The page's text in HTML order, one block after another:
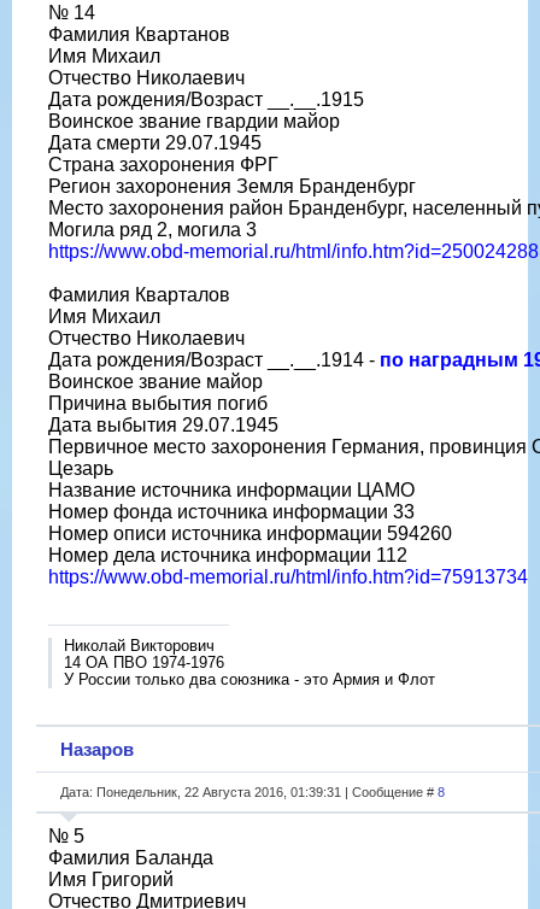
№ 14
Фамилия Квартанов
Имя Михаил
Отчество Николаевич
Дата рождения/Возраст __.__.1915
Воинское звание гвардии майор
Дата смерти 29.07.1945
Страна захоронения ФРГ
Регион захоронения Земля Бранденбург
Место захоронения район Бранденбург, населенный
Могила ряд 2, могила 3
https://www.obd-memorial.ru/html/info.htm?id=250024288
Фамилия Кварталов
Имя Михаил
Отчество Николаевич
Дата рождения/Возраст __.__.1914 - по наградным
Воинское звание майор
Причина выбытия погиб
Дата выбытия 29.07.1945
Первичное место захоронения Германия, провинция
Цезарь
Название источника информации ЦАМО
Номер фонда источника информации 33
Номер описи источника информации 594260
Номер дела источника информации 112
https://www.obd-memorial.ru/html/info.htm?id=75913734
Николай Викторович
14 ОА ПВО 1974-1976
У России только два союзника - это Армия и Флот
Назаров
Дата: Понедельник, 22 Августа 2016, 01:39:31 | Сообщение # 8
№ 5
Фамилия Баланда
Имя Григорий
Отчество Дмитриевич